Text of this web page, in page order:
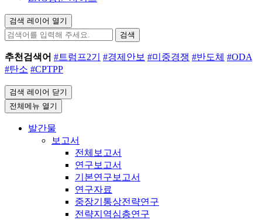
검색 레이어 열기
검색
추천검색어 #트럼프2기 #경제안보 #미중경쟁 #반도체 #ODA
#탄소 #CPTPP
검색 레이어 닫기
전체메뉴 열기
발간물
보고서
전체보고서
연구보고서
기본연구보고서
연구자료
중장기통상전략연구
전략지역심층연구